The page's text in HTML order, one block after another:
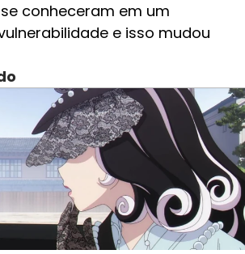
conheceram em um
e isso mudou